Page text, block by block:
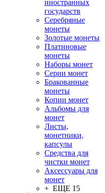
иностранных
государств
Серебряные
монеты
Золотые монеты
Платиновые
монеты
Наборы монет
Серии монет
Бракованные
монеты
Копии монет
Альбомы для
монет
Листы,
монетники,
капсулы
Средства для
чистки монет
Аксессуары для
монет
+ ЕЩЕ 15